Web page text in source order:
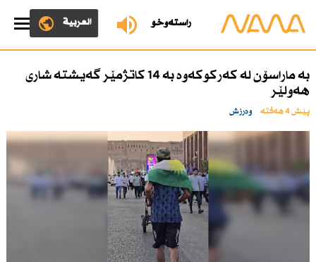
ڕاستەوخۆ العربية
بە ماراسۆن لە كەركوكەوە بە 14 كاتژمێر گەیشتە شاری
هەولێر
پێش 4 هەفتە وەرزش